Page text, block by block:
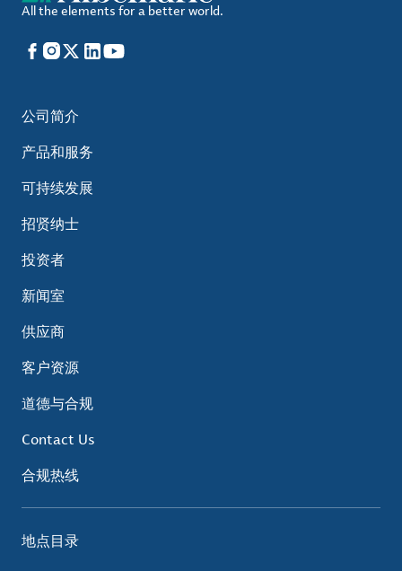
All the elements for a better world.
Facebook
Instagram
X LinkedIn
YouTube
公司简介
产品和服务
可持续发展
招贤纳士
投资者
新闻室
供应商
客户资源
道德与合规
Contact Us
合规热线
地点目录